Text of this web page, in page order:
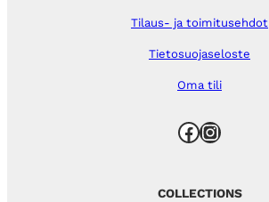
Tilaus- ja toimitusehdot
Tietosuojaseloste
Oma tili
Facebook Instagram
COLLECTIONS